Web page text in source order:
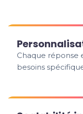
Chaque réponse
besoins